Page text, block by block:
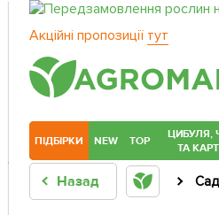
Акційні пропозиції тут
ПІДБІРКИ NEW TOP
ЦИБУЛЯ,
ТА
Назад